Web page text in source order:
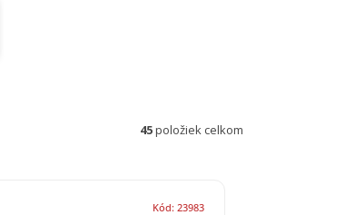
45položiek celkom
Kód: 23983